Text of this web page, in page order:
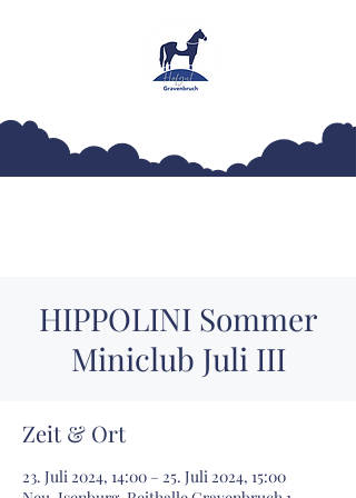
HIPPOLINI Sommer
Miniclub Juli III
Zeit & Ort
23. Juli 2024, 14:00 – 25. Juli 2024, 15:00